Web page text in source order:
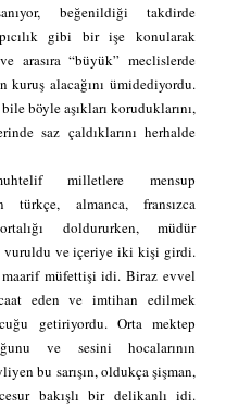
beğenildiği takdirde
gibi bir işe konularak
ve arasıra “büyük” meclislerde
kuruş alacağını ümidediyordu.
böyle aşıkları koruduklarını,
saz çaldıklarını herhalde
milletlere mensup
türkçe, almanca, fransızca
doldururken, müdür
vuruldu ve içeriye iki kişi girdi.
müfettişi idi. Biraz evvel
eden ve imtihan edilmek
getiriyordu. Orta mektep
ve sesini hocalarının
bu sarışın, oldukça şişman,
bakışlı bir delikanlı idi.